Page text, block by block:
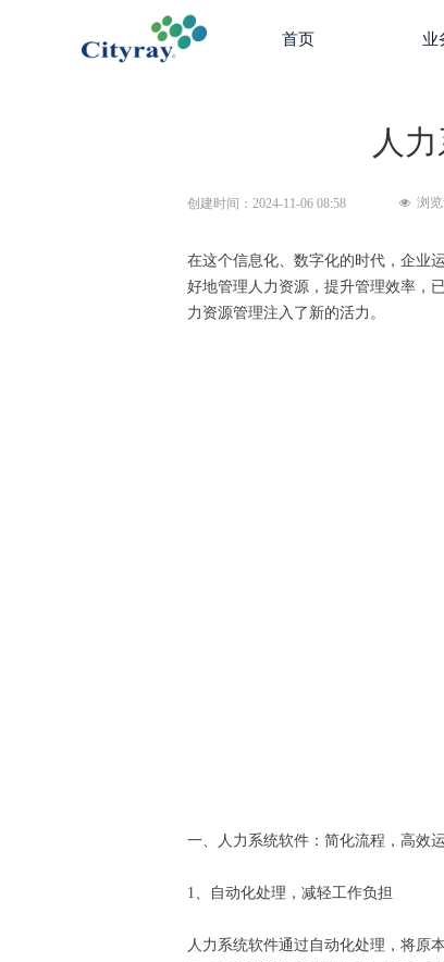
首页 业
人
在这个信息化、数字化的时代，企业
好地管理人力资源，提升管理效率，
力资源管理注入了新的活力。
一、人力系统软件：简化流程，高效
1、自动化处理，减轻工作负担
人力系统软件通过自动化处理，将原
创建时间： 2024-11-06 08:58 넶 浏览